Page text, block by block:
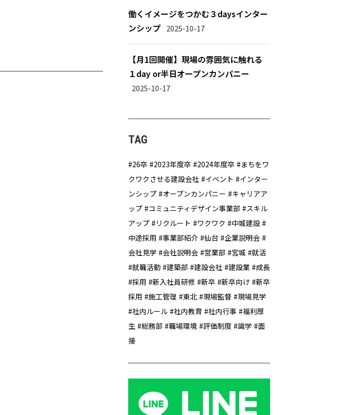
働くイメージをつかむ３daysインター
ンシップ 2025-10-17
【月1回開催】現場の雰囲気に触れる
１day or半日オープンカンパニー
2025-10-17
TAG
26卒 2023年度卒 2024年度卒
まちをワ
クワクさせる建設会社
イベント
インター
ンシップ
オープンカンパニー
キャリアア
ップ
コミュニティデザイン事業部
スキル
アップ
リクルート ワクワク
中城建設
中途採用
事業部紹介 仙台 企業説明会
会社見学
会社説明会 営業部 宮城
就活
就職活動 建築部 建設会社 建設業 成長
採用
新入社員研修 新卒 新卒向け 新卒
採用
施工管理 東北 現場監督
現場見学
社内ルール 社内教育 社内行事
福利厚
生 総務部 職場環境 評価制度 識学
面
接